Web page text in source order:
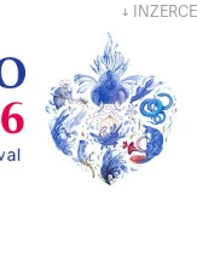
↓ INZERCE